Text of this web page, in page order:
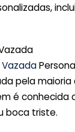
pela
é conhecida
boca triste.